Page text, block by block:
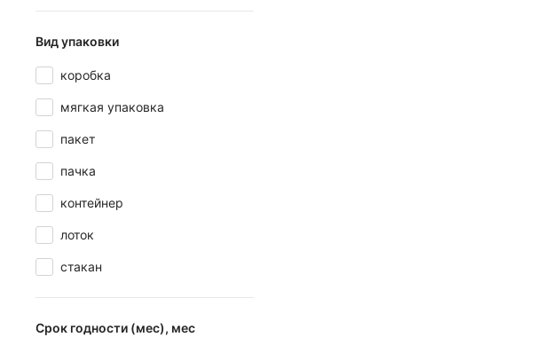
Вид упаковки
коробка
мягкая упаковка
пакет
пачка
контейнер
лоток
стакан
Срок годности (мес), мес